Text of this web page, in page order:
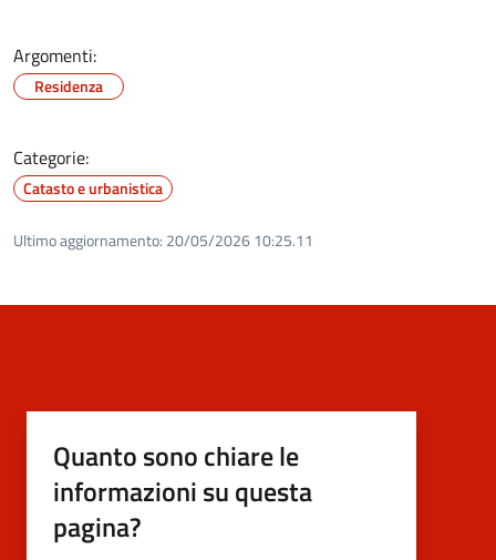
Argomenti:
Residenza
Categorie:
Catasto e urbanistica
Ultimo aggiornamento: 20/05/2026 10:25.11
Quanto sono chiare le
informazioni su questa
pagina?